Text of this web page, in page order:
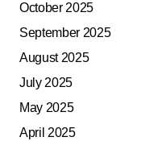
October 2025
September 2025
August 2025
July 2025
May 2025
April 2025